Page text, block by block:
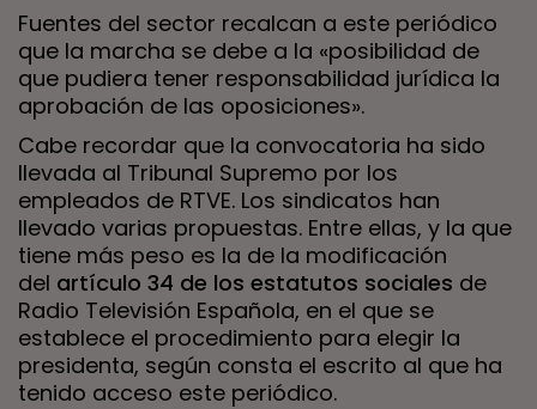
Fuentes del sector recalcan a este periódico
que la marcha se debe a la «posibilidad de
que pudiera tener responsabilidad jurídica la
aprobación de las oposiciones».
Cabe recordar que la convocatoria ha sido
llevada al Tribunal Supremo por los
empleados de RTVE. Los sindicatos han
llevado varias propuestas. Entre ellas, y la que
tiene más peso es la de la modificación
del artículo 34 de los estatutos sociales de
Radio Televisión Española, en el que se
establece el procedimiento para elegir la
presidenta, según consta el escrito al que ha
tenido acceso este periódico.